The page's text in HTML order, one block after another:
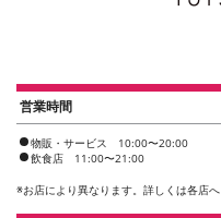
営業時間
物販・サービス 10:00〜20:00
飲食店 11:00〜21:00
※お店により異なります。詳しくは各店へ